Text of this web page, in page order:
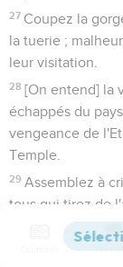
27 Coupez la
la tuerie ;
leur visitation.
28 [On entend] la
échappés du
vengeance de
Temple.
29 Assemblez à
tous qui tirez de
alentour ; que
oeuvres ; faites-